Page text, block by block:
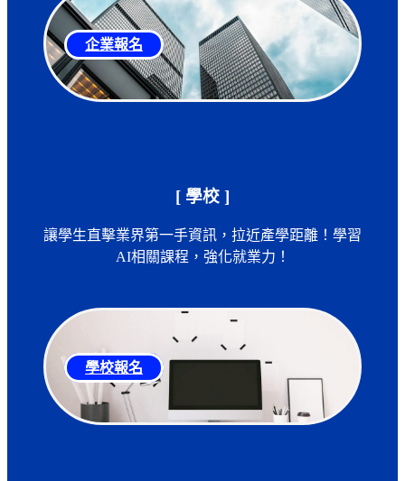
企業報名
[ 學校 ]
讓學生直擊業界第一手資訊，拉近產學距離！學習
AI相關課程，強化就業力！
學校報名